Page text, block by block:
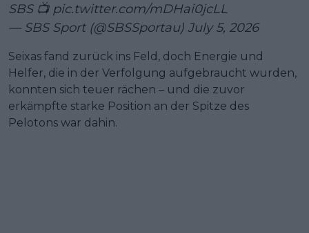
SBS 📺 pic.twitter.com/mDHai0jcLL
— SBS Sport (@SBSSportau) July 5, 2026
Seixas fand zurück ins Feld, doch Energie und
Helfer, die in der Verfolgung aufgebraucht wurden,
konnten sich teuer rächen – und die zuvor
erkämpfte starke Position an der Spitze des
Pelotons war dahin.